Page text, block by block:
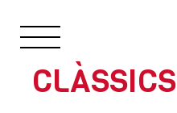
CLÀSSICS